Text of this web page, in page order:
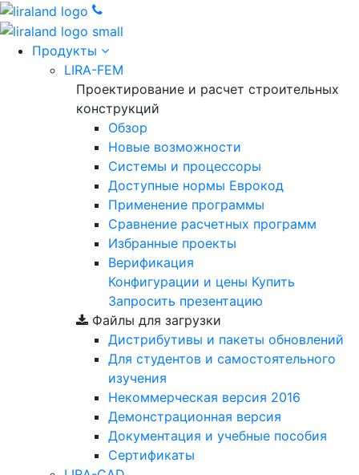
Продукты
LIRA-FEM
Проектирование и расчет строительных
конструкций
Обзор
Новые возможности
Cистемы и процессоры
Доступные нормы Еврокод
Применение программы
Сравнение расчетных программ
Избранные проекты
Верификация
Конфигурации и цены Купить
Запросить презентацию
Файлы для загрузки
Дистрибутивы и пакеты обновлений
Для студентов и самостоятельного
изучения
Некоммерческая версия 2016
Демонстрационная версия
Документация и учебные пособия
Сертификаты